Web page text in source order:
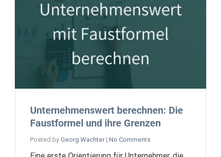
Unternehmenswert berechnen: Die
Faustformel und ihre Grenzen
Posted by Georg Wachter | No Comments